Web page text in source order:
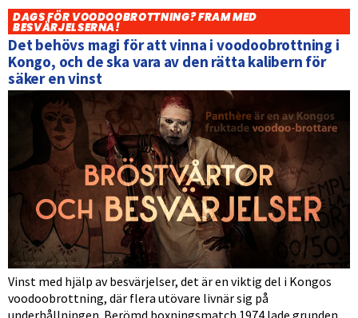
DAGS FÖR VOODOOBROTTNING? FRAM MED
BESVÄRJELSERNA!
Det behövs magi för att vinna i voodoobrottning i
Kongo, och de ska vara av den rätta kalibern för
säker en vinst
Vinst med hjälp av besvärjelser, det är en viktig del i Kongos
voodoobrottning, där flera utövare livnär sig på
underhållningen. Berömd boxningsmatch 1974 lade grunden.